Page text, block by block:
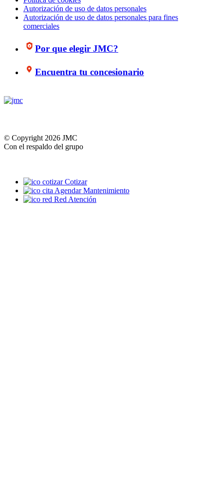
Autorización de uso de datos personales
Autorización de uso de datos personales para fines
comerciales
Por que elegir JMC?
Encuentra tu concesionario
© Copyright 2026 JMC
Con el respaldo del grupo
Cotizar
Agendar Mantenimiento
Red Atención